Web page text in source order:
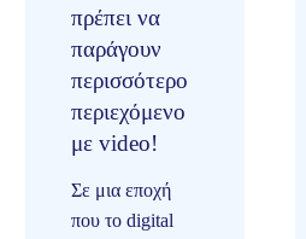
πρέπει να
παράγουν
περισσότερο
περιεχόμενο
με video!
Σε μια εποχή
που το digital